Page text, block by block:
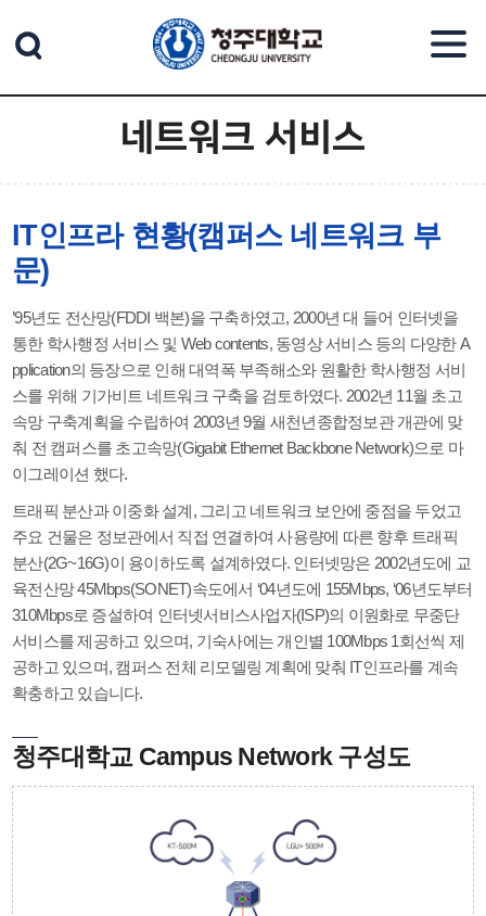
네트워크 서비스
IT인프라 현황(캠퍼스 네트워크 부
문)
’95년도 전산망(FDDI 백본)을 구축하였고, 2000년 대 들어 인터넷을
통한 학사행정 서비스 및 Web contents, 동영상 서비스 등의 다양한 A
pplication의 등장으로 인해 대역폭 부족해소와 원활한 학사행정 서비
스를 위해 기가비트 네트워크 구축을 검토하였다. 2002년 11월 초고
속망 구축계획을 수립하여 2003년 9월 새천년종합정보관 개관에 맞
춰 전 캠퍼스를 초고속망(Gigabit Ethernet Backbone Network)으로 마
이그레이션 했다.
트래픽 분산과 이중화 설계, 그리고 네트워크 보안에 중점을 두었고
주요 건물은 정보관에서 직접 연결하여 사용량에 따른 향후 트래픽
분산(2G~16G)이 용이하도록 설계하였다. 인터넷망은 2002년도에 교
육전산망 45Mbps(SONET)속도에서 ‘04년도에 155Mbps, ‘06년도부터
310Mbps로 증설하여 인터넷서비스사업자(ISP)의 이원화로 무중단
서비스를 제공하고 있으며, 기숙사에는 개인별 100Mbps 1회선씩 제
공하고 있으며, 캠퍼스 전체 리모델링 계획에 맞춰 IT인프라를 계속
확충하고 있습니다.
청주대학교 Campus Network 구성도